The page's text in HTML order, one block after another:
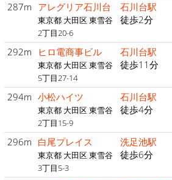
287m アレグリア石川台
東京都 大田区 東雪谷
2丁目20-6
石川台駅
徒歩2分
292m ヒロ電商事ビル
東京都 大田区 東雪谷
5丁目27-14
石川台駅
徒歩11分
294m 小松ハイツ
東京都 大田区 東雪谷
2丁目15-9
石川台駅
徒歩4分
296m 白尾プレイス
東京都 大田区 東雪谷
3丁目5-3
洗足池駅
徒歩6分